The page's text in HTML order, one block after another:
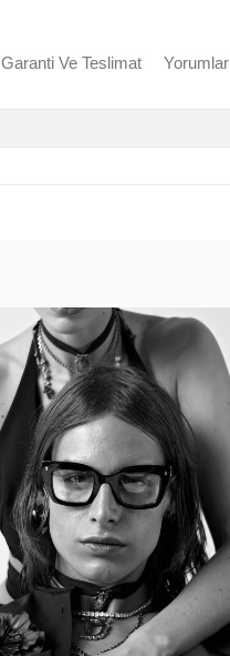
Garanti Ve Teslimat Yorumlar